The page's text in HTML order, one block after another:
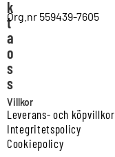
k
t
a
o
s
s
Org.nr 559439-7605
Villkor
Leverans- och köpvillkor
Integritetspolicy
Cookiepolicy